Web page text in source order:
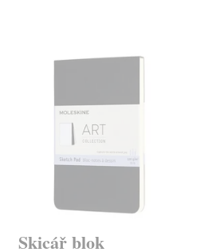
Skicář blok